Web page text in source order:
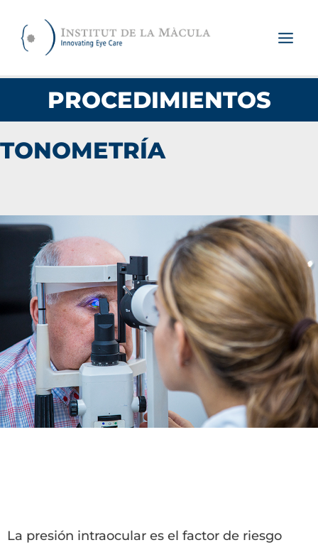
contenido
PROCEDIMIENTOS
TONOMETRÍA
La presión intraocular es el factor de riesgo